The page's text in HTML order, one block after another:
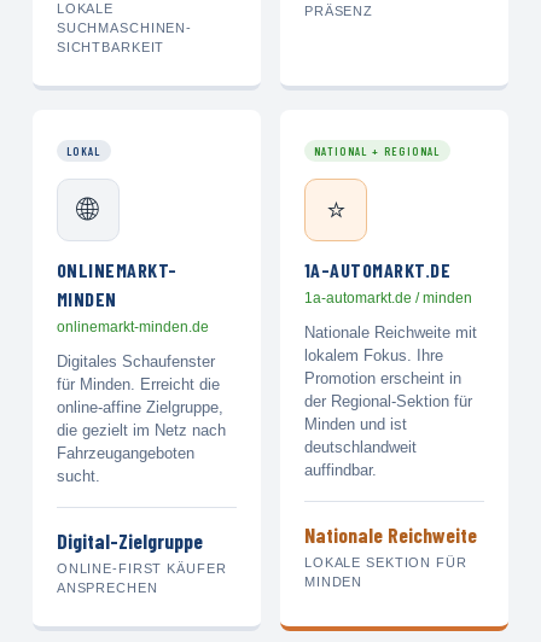
LOKALE
SUCHMASCHINEN-
SICHTBARKEIT
PRÄSENZ
LOKAL
🌐
ONLINEMARKT-
MINDEN
onlinemarkt-minden.de
Digitales Schaufenster
für Minden. Erreicht die
online-affine Zielgruppe,
die gezielt im Netz nach
Fahrzeugangeboten
sucht.
Digital-Zielgruppe
ONLINE-FIRST KÄUFER
ANSPRECHEN
NATIONAL + REGIONAL
⭐
1A-AUTOMARKT.DE
1a-automarkt.de / minden
Nationale Reichweite mit
lokalem Fokus. Ihre
Promotion erscheint in
der Regional-Sektion für
Minden und ist
deutschlandweit
auffindbar.
Nationale Reichweite
LOKALE SEKTION FÜR
MINDEN